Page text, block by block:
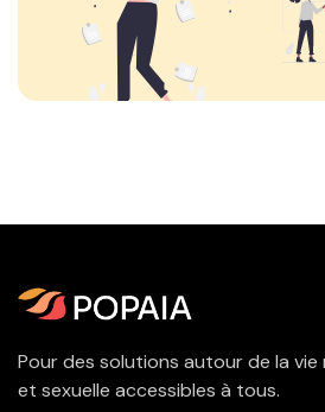
Pour des solutions autour de la
et sexuelle accessibles à tous.